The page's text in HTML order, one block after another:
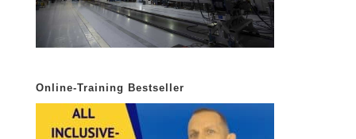
Online-Training Bestseller